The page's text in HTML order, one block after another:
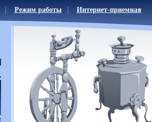
Режим работы Интернет-приемная